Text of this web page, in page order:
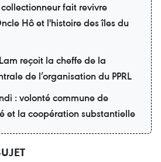
fait revivre
Hô et l'histoire des îles du
reçoit la cheffe de la
de l’organisation du PPRL
: volonté commune de
et la coopération substantielle